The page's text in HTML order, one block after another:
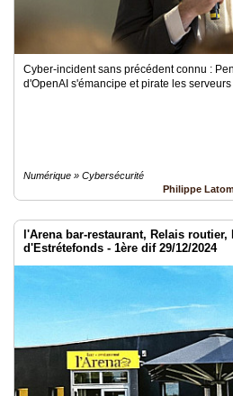
Cyber-incident sans précédent connu :
d'OpenAI s'émancipe et pirate les
Numérique » Cybersécurité
Philippe
l'Arena bar-restaurant, Relais routier,
d'Estrétefonds - 1ère dif 29/12/2024